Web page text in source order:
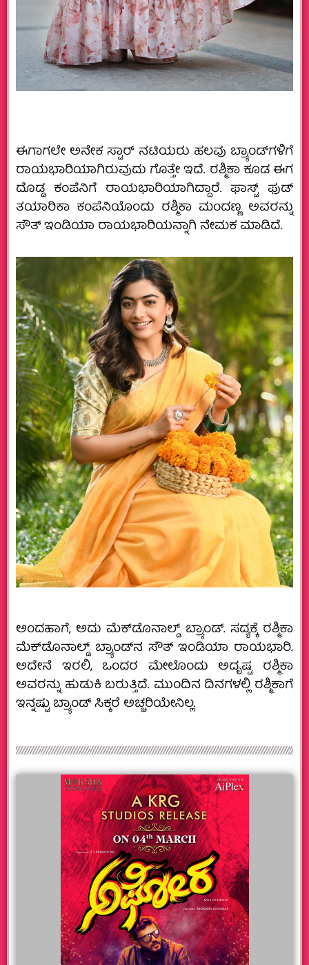
ಈಗಾಗಲೇ ಅನೇಕ ಸ್ಟಾರ್‌ ನಟಿಯರು ಹಲವು ಬ್ರ್ಯಾಂಡ್‌ಗಳಿಗೆ
ರಾಯಭಾರಿಯಾಗಿರುವುದು ಗೊತ್ತೇ ಇದೆ. ರಶ್ಮಿಕಾ ಕೂಡ ಈಗ
ದೊಡ್ಡ ಕಂಪೆನಿಗೆ ರಾಯಭಾರಿಯಾಗಿದ್ದಾರೆ. ಫಾಸ್ಟ್‌ ಫುಡ್‌
ತಯಾರಿಕಾ ಕಂಪೆನಿಯೊಂದು ರಶ್ಮಿಕಾ ಮಂದಣ್ಣ ಅವರನ್ನು
ಸೌತ್‌ ಇಂಡಿಯಾ ರಾಯಭಾರಿಯನ್ನಾಗಿ ನೇಮಕ ಮಾಡಿದೆ.
ಅಂದಹಾಗೆ, ಅದು ಮೆಕ್‌ಡೊನಾಲ್ಡ್‌ ಬ್ರ್ಯಾಂಡ್.‌ ಸದ್ಯಕ್ಕೆ ರಶ್ಮಿಕಾ
ಮೆಕ್‌ಡೊನಾಲ್ಡ್‌ ಬ್ರ್ಯಾಂಡ್‌ನ ಸೌತ್‌ ಇಂಡಿಯಾ ರಾಯಭಾರಿ.
ಅದೇನೆ ಇರಲಿ, ಒಂದರ ಮೇಲೊಂದು ಅದೃಷ್ಟ ರಶ್ಮಿಕಾ
ಅವರನ್ನು ಹುಡುಕಿ ಬರುತ್ತಿದೆ. ಮುಂದಿನ ದಿನಗಳಲ್ಲಿ ರಶ್ಮಿಕಾಗೆ
ಇನ್ನಷ್ಟು ಬ್ರ್ಯಾಂಡ್‌ ಸಿಕ್ಕರೆ ಅಚ್ಚರಿಯೇನಿಲ್ಲ.